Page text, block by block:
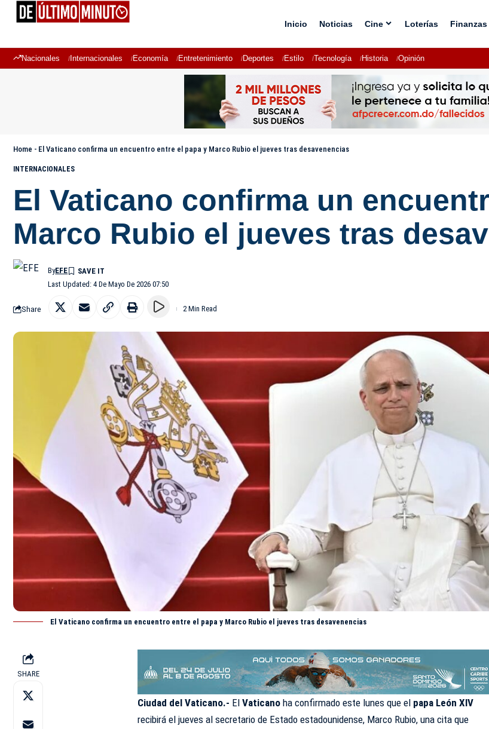
Inicio Noticias Cine Loterías Finanzas
Nacionales Internacionales Economía Entretenimiento Deportes Estilo Tecnología Historia Opinión
Home - El Vaticano confirma un encuentro entre el papa y Marco Rubio el jueves tras desavenencias
INTERNACIONALES
El Vaticano confirma un
Marco Rubio el jueves tras
Last Updated: 4 De Mayo De 2026 07:50
ByEFE
Share 2 Min Read
El Vaticano confirma un encuentro entre el papa y Marco Rubio el jueves tras desavenencias
SHARE
Ciudad del Vaticano.- ElVaticanoha confirmado este lunes que el papa León XIV
recibirá el jueves al secretario de Estado estadounidense, Marco Rubio, una cita que